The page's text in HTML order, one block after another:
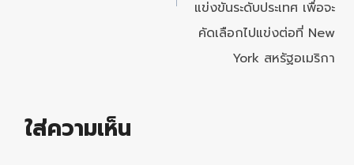
แข่งขันระดับประเทศ เพื่อจะ
คัดเลือกไปแข่งต่อที่ New
York สหรัฐอเมริกา
ใส่ความเห็น